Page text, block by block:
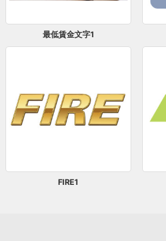
最低賃金文字1
FIRE1